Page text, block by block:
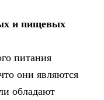
и пищевых
питания
они являются
обладают